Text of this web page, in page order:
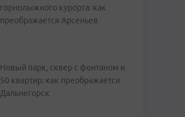
горнолыжного курорта: как
преображается Арсеньев
Новый парк, сквер с фонтаном и
50 квартир: как преображается
Дальнегорск